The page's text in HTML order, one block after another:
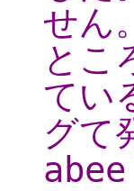
せん。
とこ
てい
グて